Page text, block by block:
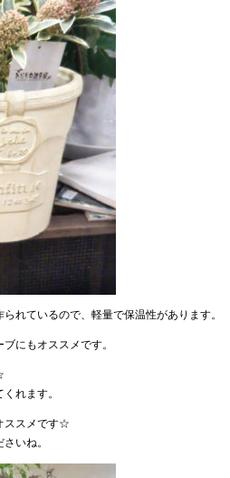
れているので、軽量で保温性があります。
にもオススメです。
れます。
ススメです☆
いね。